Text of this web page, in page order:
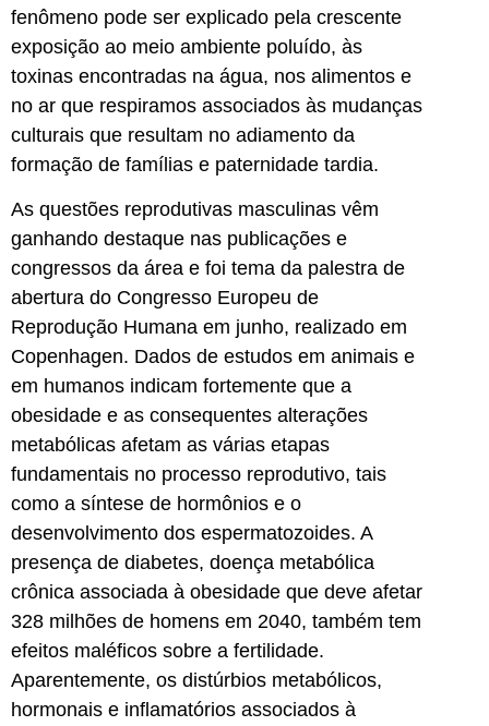
fenômeno pode ser explicado pela crescente
exposição ao meio ambiente poluído, às
toxinas encontradas na água, nos alimentos e
no ar que respiramos associados às mudanças
culturais que resultam no adiamento da
formação de famílias e paternidade tardia.
As questões reprodutivas masculinas vêm
ganhando destaque nas publicações e
congressos da área e foi tema da palestra de
abertura do Congresso Europeu de
Reprodução Humana em junho, realizado em
Copenhagen. Dados de estudos em animais e
em humanos indicam fortemente que a
obesidade e as consequentes alterações
metabólicas afetam as várias etapas
fundamentais no processo reprodutivo, tais
como a síntese de hormônios e o
desenvolvimento dos espermatozoides. A
presença de diabetes, doença metabólica
crônica associada à obesidade que deve afetar
328 milhões de homens em 2040, também tem
efeitos maléficos sobre a fertilidade.
Aparentemente, os distúrbios metabólicos,
hormonais e inflamatórios associados à